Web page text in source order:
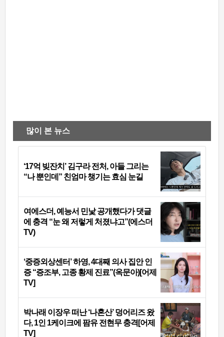
많이 본 뉴스
‘17억 빚잔치’ 김구라 전처, 아들 그리는
“나 뿐인데” 친엄마 챙기는 효심 눈길
여에스더, 예능서 민낯 공개했다가 댓글
에 충격 “눈 왜 저렇게 처졌냐고”(에스더
TV)
‘중증외상센터’ 하영, 4대째 의사 집안 인
증 “증조부, 고종 황제 진료”(옥문아)[어제
TV]
박나래 이장우 떠난 ‘나혼산’ 덩어리즈 왔
다, 1인 1케이크에 팜유 전현무 충격[어제
TV]